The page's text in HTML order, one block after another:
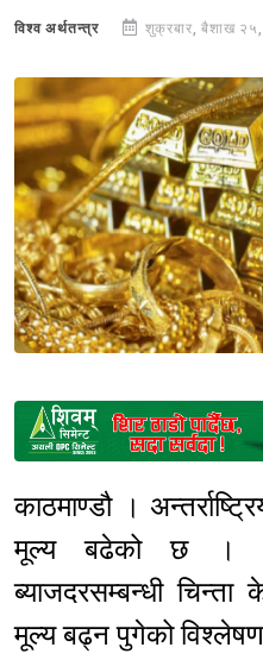
विश्व अर्थतन्त्र शुक्रबार, बैशाख
काठमाण्डौ ।
मूल्य बढेको छ ।
ब्याजदरसम्बन्धी
मूल्य बढ्न पुगेको